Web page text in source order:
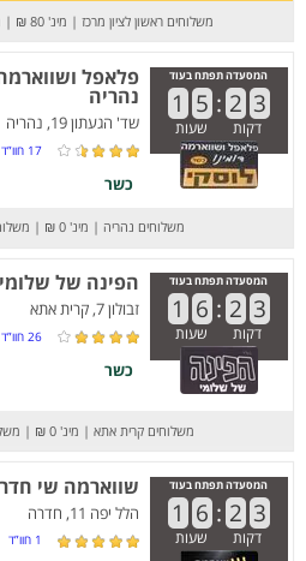
משלוחים ראשון לציון מרכז | מינ' 80 ₪ |
המסעדה תפתח בעוד
1 5 : 2 3
דקות שעות
פלאפל
נהריה
שד' הגעתון 19, נהריה
17 חוו”ד
כשר
משלוחים נהריה | מינ' 0 ₪ | משלוח
המסעדה תפתח בעוד
1 6 : 2 3
דקות שעות
הפינה של
זבולון 7, קרית אתא
26 חוו”ד
כשר
משלוחים קרית אתא | מינ' 0 ₪ |
המסעדה תפתח בעוד
1 6 : 2 3
דקות שעות
שווארמה שי
הלל יפה 11, חדרה
1 חוו”ד